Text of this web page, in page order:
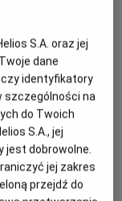
Kultury
Minimalny
wiek
Od 15 lat
S.A. oraz jej
dane
czy identyfikatory
szczególności na
do Twoich
S.A., jej
jest dobrowolne.
jej zakres
przejdź do